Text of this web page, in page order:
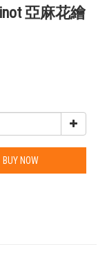
亞麻花繪
BUY NOW